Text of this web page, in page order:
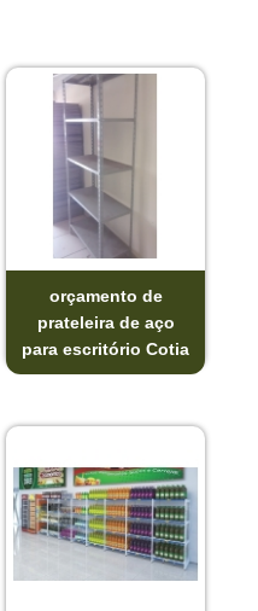
orçamento de
prateleira de aço
para escritório Cotia